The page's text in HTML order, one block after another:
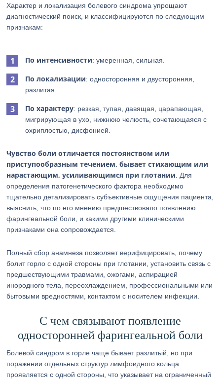
Характер и локализация болевого синдрома упрощают
диагностический поиск, и классифицируются по следующим
признакам:
По интенсивности: умеренная, сильная.
По локализации: односторонняя и двусторонняя,
разлитая.
По характеру: резкая, тупая, давящая, царапающая,
мигрирующая в ухо, нижнюю челюсть, сочетающаяся с
охриплостью, дисфонией.
Чувство боли отличается постоянством или
приступообразным течением, бывает стихающим или
нарастающим, усиливающимся при глотании . Для
определения патогенетического фактора необходимо
тщательно детализировать субъективные ощущения пациента,
выяснить, что по его мнению предшествовало появлению
фарингеальной боли, и какими другими клиническими
признаками она сопровождается.
Полный сбор анамнеза позволяет верифицировать, почему
болит горло с одной стороны при глотании, установить связь с
предшествующими травмами, ожогами, аспирацией
инородного тела, переохлаждением, профессиональными или
бытовыми вредностями, контактом с носителем инфекции.
С чем связывают появление
односторонней фарингеальной боли
Болевой синдром в горле чаще бывает разлитый, но при
поражении отдельных структур лимфоидного кольца
проявляется с одной стороны, что указывает на ограниченный